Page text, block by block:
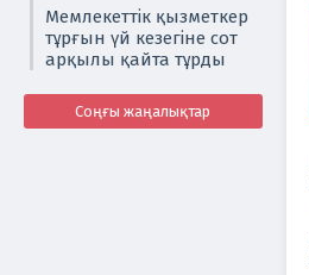
Мемлекеттік қызметкер
тұрғын үй кезегіне сот
арқылы қайта тұрды
Соңғы жаңалықтар